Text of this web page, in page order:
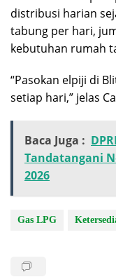
distribusi harian
tabung per hari,
kebutuhan rumah
“Pasokan elpiji di
setiap hari,” jelas
Baca Juga :
Tandatangani
2026
Gas LPG